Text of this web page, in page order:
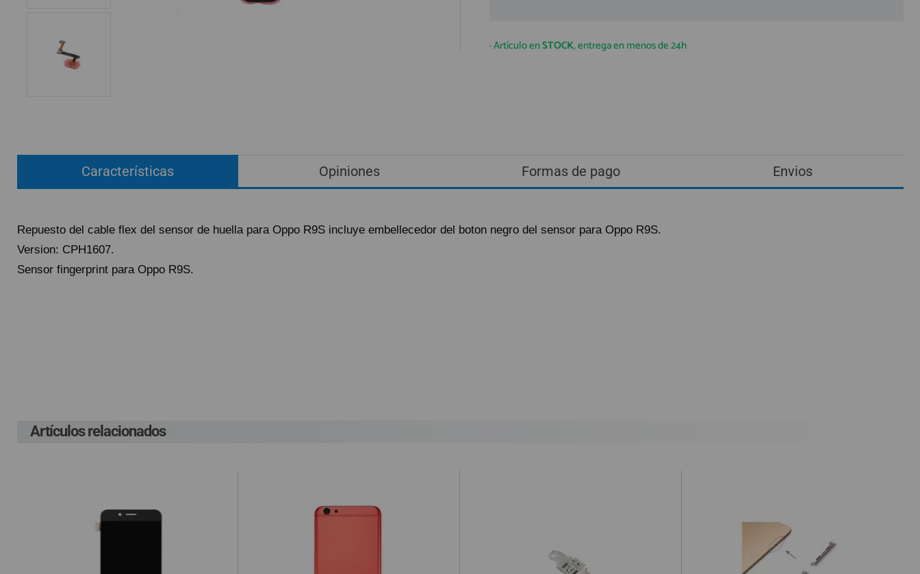
CRISTAL TEMPLADO
SOLICITAR REPARACIÓN
NOVEDADES
NUESTRO BLOG
· Artículo enSTOCK, entrega en menos de 24h
Características Opiniones Formas de pago Envios
Repuesto del cable flex del sensor de huella para Oppo R9S incluye embellecedor del boton negro del sensor para Oppo R9S.
Version: CPH1607.
Sensor fingerprint para Oppo R9S.
compra, según la Ley Ministerial de Comercio Electrónico 34/2002 “
cualquier compra cursada y confirmada por internet debe ser aceptada después
Artículos relacionados